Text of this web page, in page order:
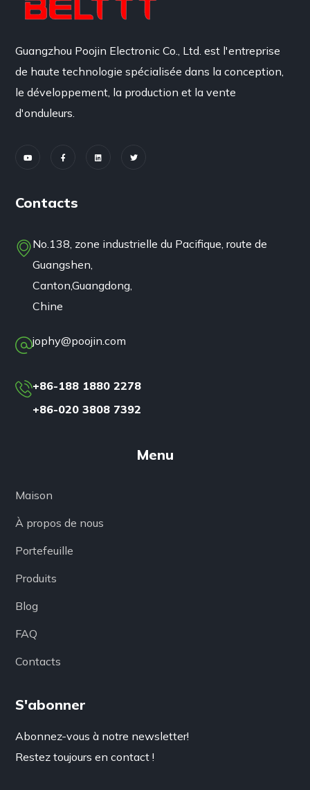
Guangzhou Poojin Electronic Co., Ltd. est l'entreprise
de haute technologie spécialisée dans la conception,
le développement, la production et la vente
d'onduleurs.
Contacts
No.138, zone industrielle du Pacifique, route de
Guangshen,
Canton,Guangdong,
Chine
jophy@poojin.com
+86-188 1880 2278
+86-020 3808 7392
Menu
Maison
À propos de nous
Portefeuille
Produits
Blog
FAQ
Contacts
S'abonner
Abonnez-vous à notre newsletter!
Restez toujours en contact !